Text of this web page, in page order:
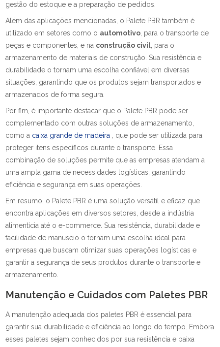
gestão do estoque e a preparação de pedidos.
Além das aplicações mencionadas, o Palete PBR também é
utilizado em setores como o automotivo , para o transporte de
peças e componentes, e na construção civil , para o
armazenamento de materiais de construção. Sua resistência e
durabilidade o tornam uma escolha confiável em diversas
situações, garantindo que os produtos sejam transportados e
armazenados de forma segura.
Por fim, é importante destacar que o Palete PBR pode ser
complementado com outras soluções de armazenamento,
como a caixa grande de madeira
, que pode ser utilizada para
proteger itens específicos durante o transporte. Essa
combinação de soluções permite que as empresas atendam a
uma ampla gama de necessidades logísticas, garantindo
eficiência e segurança em suas operações.
Em resumo, o Palete PBR é uma solução versátil e eficaz que
encontra aplicações em diversos setores, desde a indústria
alimentícia até o e-commerce. Sua resistência, durabilidade e
facilidade de manuseio o tornam uma escolha ideal para
empresas que buscam otimizar suas operações logísticas e
garantir a segurança de seus produtos durante o transporte e
armazenamento.
Manutenção e Cuidados com Paletes PBR
A manutenção adequada dos paletes PBR é essencial para
garantir sua durabilidade e eficiência ao longo do tempo. Embora
esses paletes sejam conhecidos por sua resistência e baixa